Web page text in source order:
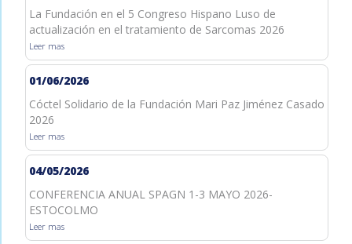
La Fundación en el 5 Congreso Hispano Luso de
actualización en el tratamiento de Sarcomas 2026
Leer mas
01/06/2026
Cóctel Solidario de la Fundación Mari Paz Jiménez Casado
2026
Leer mas
04/05/2026
CONFERENCIA ANUAL SPAGN 1-3 MAYO 2026-
ESTOCOLMO
Leer mas